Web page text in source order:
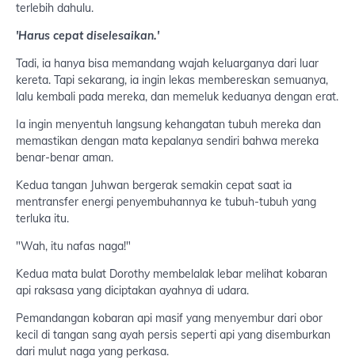
terlebih dahulu.
'Harus cepat diselesaikan.'
Tadi, ia hanya bisa memandang wajah keluarganya dari luar
kereta. Tapi sekarang, ia ingin lekas membereskan semuanya,
lalu kembali pada mereka, dan memeluk keduanya dengan erat.
Ia ingin menyentuh langsung kehangatan tubuh mereka dan
memastikan dengan mata kepalanya sendiri bahwa mereka
benar-benar aman.
Kedua tangan Juhwan bergerak semakin cepat saat ia
mentransfer energi penyembuhannya ke tubuh-tubuh yang
terluka itu.
"Wah, itu nafas naga!"
Kedua mata bulat Dorothy membelalak lebar melihat kobaran
api raksasa yang diciptakan ayahnya di udara.
Pemandangan kobaran api masif yang menyembur dari obor
kecil di tangan sang ayah persis seperti api yang disemburkan
dari mulut naga yang perkasa.